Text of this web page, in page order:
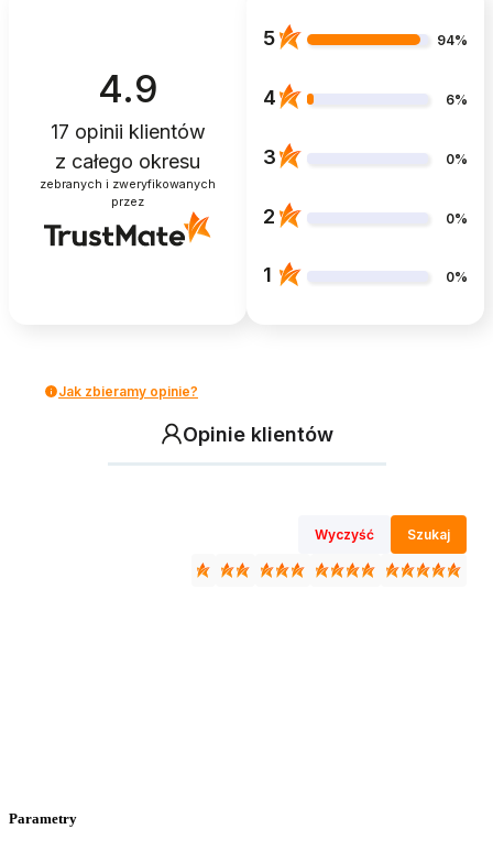
4.9
17 opinii klientów
z całego okresu
zebranych i zweryfikowanych
przez
5 94%
4 6%
3 0%
2 0%
1 0%
Jak zbieramy opinie?
Opinie klientów
Wyczyść Szukaj
Parametry